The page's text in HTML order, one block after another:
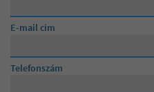
Posta Andrea
E-mail cím
Telefonszám